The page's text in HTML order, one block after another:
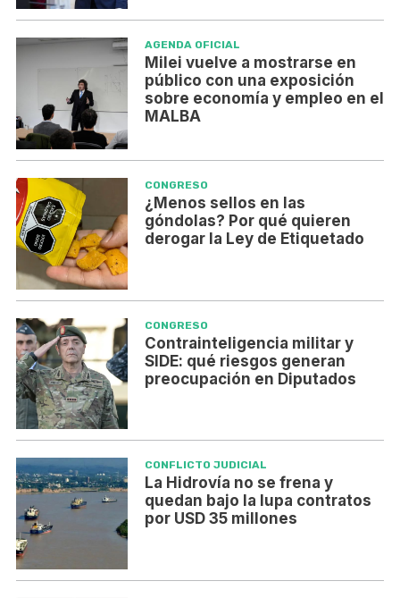
AGENDA OFICIAL
Milei vuelve a mostrarse en
público con una exposición
sobre economía y empleo en el
MALBA
CONGRESO
¿Menos sellos en las
góndolas? Por qué quieren
derogar la Ley de Etiquetado
CONGRESO
Contrainteligencia militar y
SIDE: qué riesgos generan
preocupación en Diputados
CONFLICTO JUDICIAL
La Hidrovía no se frena y
quedan bajo la lupa contratos
por USD 35 millones